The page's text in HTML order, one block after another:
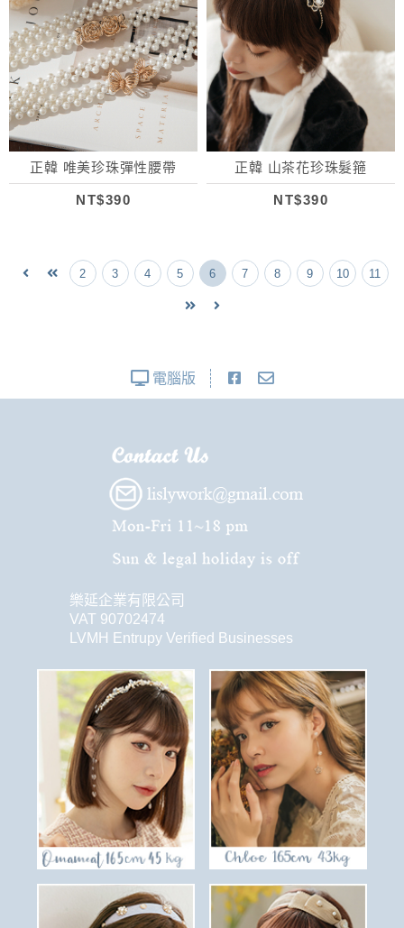
正韓 唯美珍珠彈性腰帶
NT$390
正韓 山茶花珍珠髮箍
NT$390
2 3 4 5 6 7 8 9 10 11
電腦版
樂延企業有限公司
VAT 90702474
LVMH Entrupy Verified Businesses